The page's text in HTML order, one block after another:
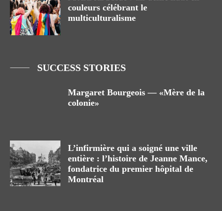
couleurs célébrant le
multiculturalisme
SUCCESS STORIES
Margaret Bourgeois — «Mère de la
colonie»
L’infirmière qui a soigné une ville
entière : l’histoire de Jeanne Mance,
fondatrice du premier hôpital de
Montréal